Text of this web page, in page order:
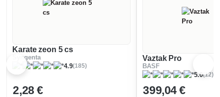
Karate zeon 5 cs
Syngenta
4.9(185)
2,28 €
Vaztak Pro
BASF
5.0(12)
399,04 €